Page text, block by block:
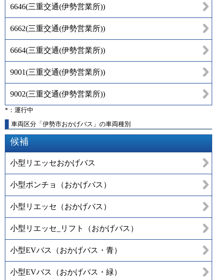
6646(三重交通(伊勢営業所))
6662(三重交通(伊勢営業所))
6664(三重交通(伊勢営業所))
9001(三重交通(伊勢営業所))
9002(三重交通(伊勢営業所))
*：運行中
車両区分「伊勢市おかげバス」の車両種別
候補
小型リエッセおかげバス
小型ポンチョ（おかげバス）
小型リエッセ（おかげバス）
小型リエッセ_リフト（おかげバス）
小型EVバス（おかげバス・青）
小型EVバス（おかげバス・緑）